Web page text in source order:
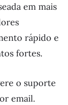
em mais
rápido e
fortes.
o suporte
email.